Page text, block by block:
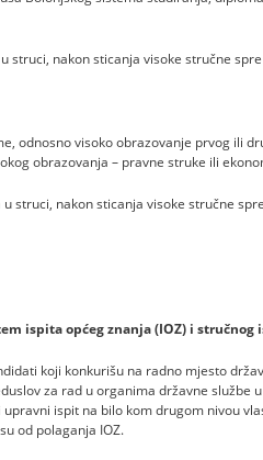
struci, nakon sticanja visoke stručne
odnosno visoko obrazovanje prvog ili
obrazovanja – pravne struke ili
struci, nakon sticanja visoke stručne
ispita općeg znanja (IOZ) i stručnog
koji konkurišu na radno mjesto
za rad u organima državne službe
ispit na bilo kom drugom nivou
od polaganja IOZ.